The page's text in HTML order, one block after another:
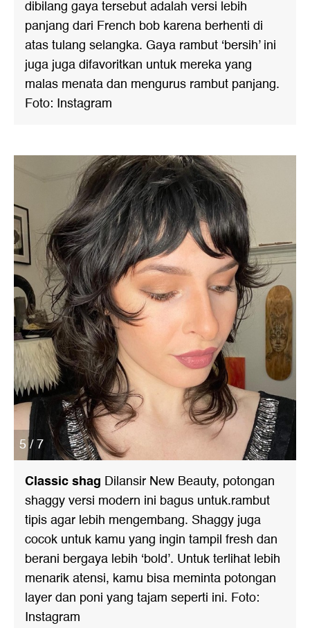
dibilang gaya tersebut adalah versi lebih
panjang dari French bob karena berhenti di
atas tulang selangka. Gaya rambut ‘bersih’ ini
juga juga difavoritkan untuk mereka yang
malas menata dan mengurus rambut panjang.
Foto: Instagram
5 / 7
Classic shag Dilansir New Beauty, potongan
shaggy versi modern ini bagus untuk.rambut
tipis agar lebih mengembang. Shaggy juga
cocok untuk kamu yang ingin tampil fresh dan
berani bergaya lebih ‘bold’. Untuk terlihat lebih
menarik atensi, kamu bisa meminta potongan
layer dan poni yang tajam seperti ini. Foto:
Instagram